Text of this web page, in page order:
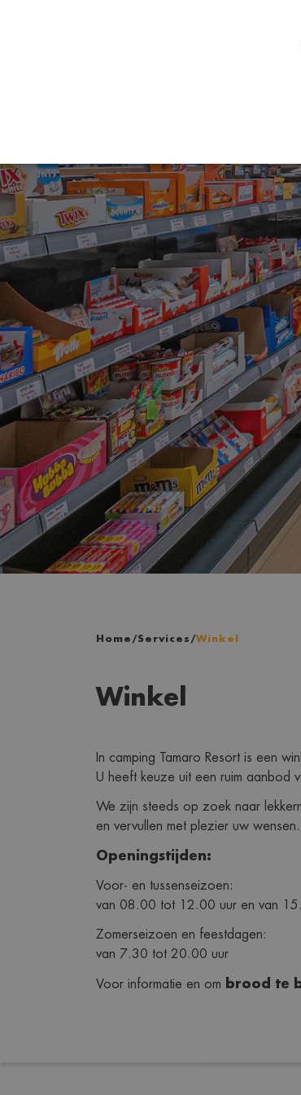
Home /Services /Winkel
Winkel
In camping Tamaro Resort is een
U heeft keuze uit een ruim aanbod
We zijn steeds op zoek naar
en vervullen met plezier uw wensen.
Openingstijden:
Voor- en tussenseizoen:
van 08.00 tot 12.00 uur en van
Zomerseizoen en feestdagen:
van 7.30 tot 20.00 uur
Voor informatie en om brood te